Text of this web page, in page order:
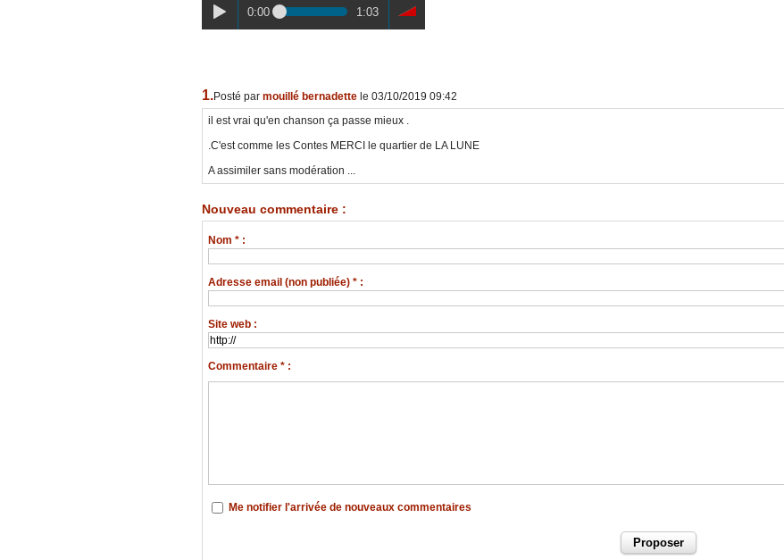
0:00 1:03
1.Posté par mouillé bernadette le 03/10/2019 09:42
il est vrai qu'en chanson ça passe mieux .
.C'est comme les Contes MERCI le quartier de LA LUNE
A assimiler sans modération ...
Nouveau commentaire :
Nom * :
Adresse email (non publiée) * :
Site web :
Commentaire * :
Me notifier l'arrivée de nouveaux commentaires